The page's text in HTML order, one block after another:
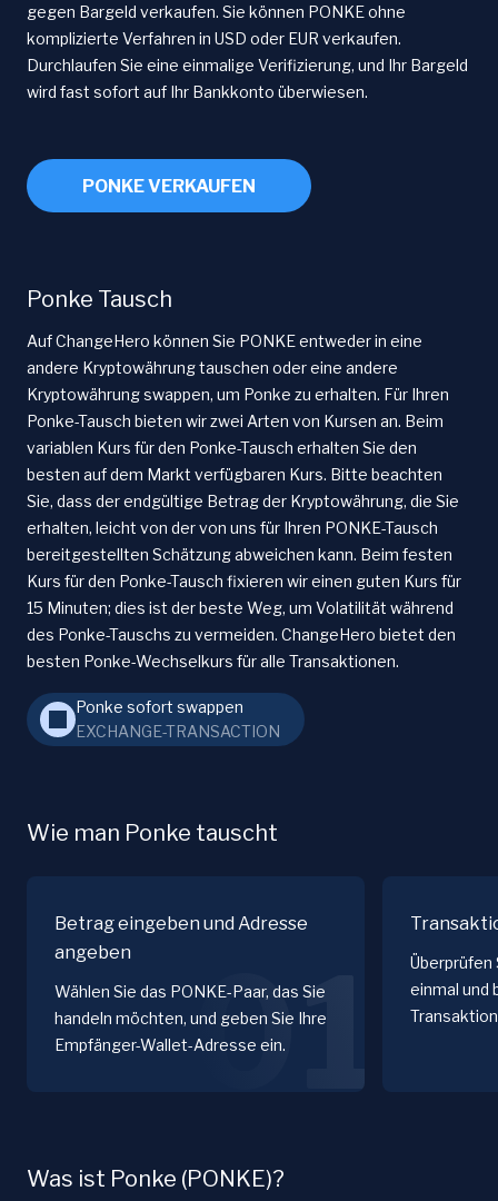
gegen Bargeld verkaufen. Sie können PONKE ohne
komplizierte Verfahren in USD oder EUR verkaufen.
Durchlaufen Sie eine einmalige Verifizierung, und Ihr Bargeld
wird fast sofort auf Ihr Bankkonto überwiesen.
PONKE VERKAUFEN
Ponke Tausch
Auf ChangeHero können Sie PONKE entweder in eine
andere Kryptowährung tauschen oder eine andere
Kryptowährung swappen, um Ponke zu erhalten. Für Ihren
Ponke-Tausch bieten wir zwei Arten von Kursen an. Beim
variablen Kurs für den Ponke-Tausch erhalten Sie den
besten auf dem Markt verfügbaren Kurs. Bitte beachten
Sie, dass der endgültige Betrag der Kryptowährung, die Sie
erhalten, leicht von der von uns für Ihren PONKE-Tausch
bereitgestellten Schätzung abweichen kann. Beim festen
Kurs für den Ponke-Tausch fixieren wir einen guten Kurs für
15 Minuten; dies ist der beste Weg, um Volatilität während
des Ponke-Tauschs zu vermeiden. ChangeHero bietet den
besten Ponke-Wechselkurs für alle Transaktionen.
Ponke sofort swappen
EXCHANGE-TRANSACTION
Wie man Ponke tauscht
Betrag eingeben und Adresse
angeben
Wählen Sie das PONKE-Paar, das Sie
handeln möchten, und geben Sie Ihre
Empfänger-Wallet-Adresse ein.
01
Überprüfen
einmal und
Was ist Ponke (PONKE)?